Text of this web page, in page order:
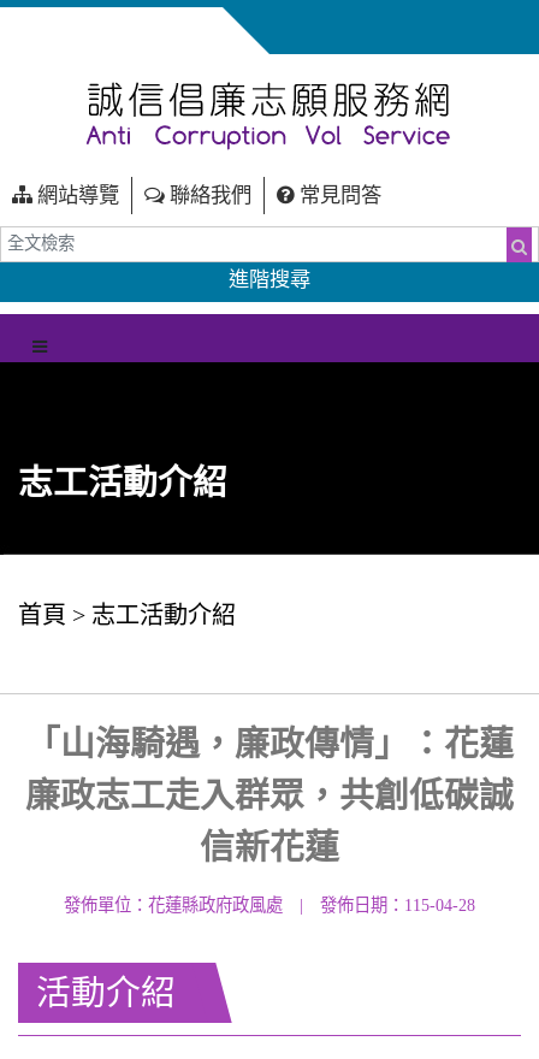
網站導覽 聯絡我們 常見問答
搜
進階搜尋
選單
志工活動介紹
首頁 > 志工活動介紹
「山海騎遇，廉政傳情」：花蓮
廉政志工走入群眾，共創低碳誠
信新花蓮
發佈單位：花蓮縣政府政風處 | 發佈日期：115-04-28
活動介紹